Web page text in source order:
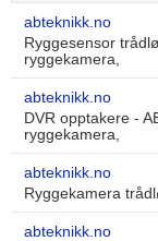
abteknikk.no
Ryggesensor
ryggekamera,
abteknikk.no
DVR opptakere -
ryggekamera,
abteknikk.no
Ryggekamera
abteknikk.no